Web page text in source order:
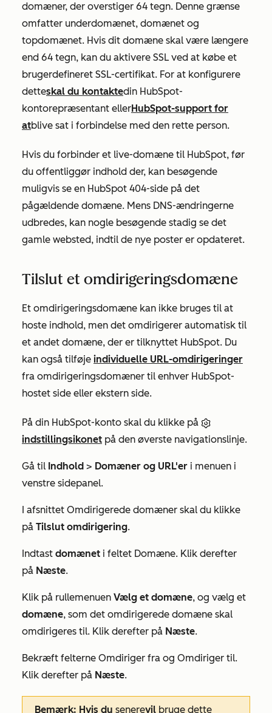
domæner, der overstiger 64 tegn. Denne grænse
omfatter underdomænet, domænet og
topdomænet. Hvis dit domæne skal være længere
end 64 tegn, kan du aktivere SSL ved at købe et
brugerdefineret SSL-certifikat. For at konfigurere
detteskal du kontaktedin HubSpot-
kontorepræsentant ellerHubSpot-support for
atblive sat i forbindelse med den rette person.
Hvis du forbinder et live-domæne til HubSpot, før
du offentliggør indhold der, kan besøgende
muligvis se en HubSpot 404-side på det
pågældende domæne. Mens DNS-ændringerne
udbredes, kan nogle besøgende stadig se det
gamle websted, indtil de nye poster er opdateret.
Tilslut et omdirigeringsdomæne
Et omdirigeringsdomæne kan ikke bruges til at
hoste indhold, men det omdirigerer automatisk til
et andet domæne, der er tilknyttet HubSpot. Du
kan også tilføje individuelle URL-omdirigeringer
fra omdirigeringsdomæner til enhver HubSpot-
hostet side eller ekstern side.
På din HubSpot-konto skal du klikke på
indstillingsikonet på den øverste navigationslinje.
Gå til Indhold > Domæner og URL'er i menuen i
venstre sidepanel.
I afsnittet Omdirigerede domæner skal du klikke
på Tilslut omdirigering.
Indtast domænet i feltet Domæne. Klik derefter
på Næste.
Klik på rullemenuen Vælg et domæne, og vælg et
domæne, som det omdirigerede domæne skal
omdirigeres til. Klik derefter på Næste.
Bekræft felterne Omdiriger fra og Omdiriger til.
Klik derefter på Næste.
Bemærk: Hvis du senerevil bruge dette